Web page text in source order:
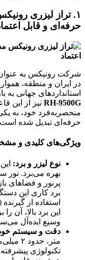
حرفه‌ای و قابل
شرکت رونیکس به عنوان
در ایران و منطقه،
استانداردهای جهانی
RH-9500G نیز از این
منحصربه‌فرد خود، به
حرفه‌ای تبدیل شده
ویژگی‌های کلیدی و
نوع لیزر و برد:
بهره می‌برد. نور
پرنور و فضاهای
این برد بالا، آن
وسیع ایده‌آل
دقت و سیستم
متر،
تکنولوژی